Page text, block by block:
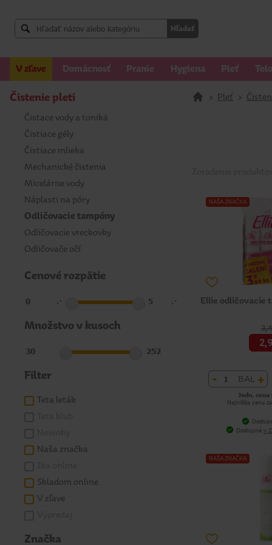
Hľadať
V zľave Domácnosť Pranie Hygiena Pleť Telo
Čistenie pleti
Čistace vody a toniká
Čistiace gély
Čistiace mlieka
Mechanické čistenia
Micelárne vody
Náplasti na póry
Odličovacie tampóny
Odličovacie vreckovky
Odličovače očí
Cenové rozpätie
,- ,-
Množstvo v kusoch
Filter
Teta leták
Naša značka
Skladom online
V zľave
Značka
> Pleť >
NAŠA ZNAČKA
Ellie odličovacie
- BAL +
Jedn.
Najnižšia cena
Dostupné v
NAŠA ZNAČKA